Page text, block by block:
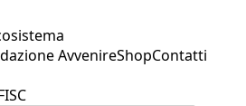
AvvenireShopContatti